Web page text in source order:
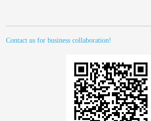
Contact us for business collaboration!